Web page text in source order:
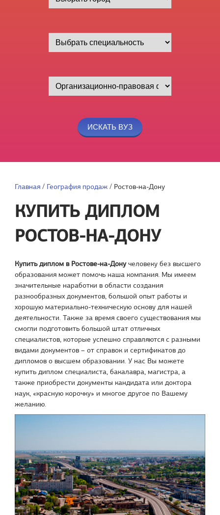
Главная / География продаж / Ростов-на-Дону
КУПИТЬ ДИПЛОМ
РОСТОВ-НА-ДОНУ
Купить диплом в Ростове-на-Донучеловеку без высшего
образования может помочь наша компания. Мы имеем
значительные наработки в области создания
разнообразных документов, большой опыт работы и
хорошую материально-техническую основу для нашей
деятельности. Также за время своего существования мы
смогли подготовить большой штат отличных
специалистов, которые успешно справляются с разными
видами документов – от справок и сертификатов до
дипломов о высшем образовании. У нас Вы можете
купить диплом специалиста, бакалавра, магистра, а
также приобрести документы кандидата или доктора
наук, «красную корочку» и многое другое по Вашему
желанию.